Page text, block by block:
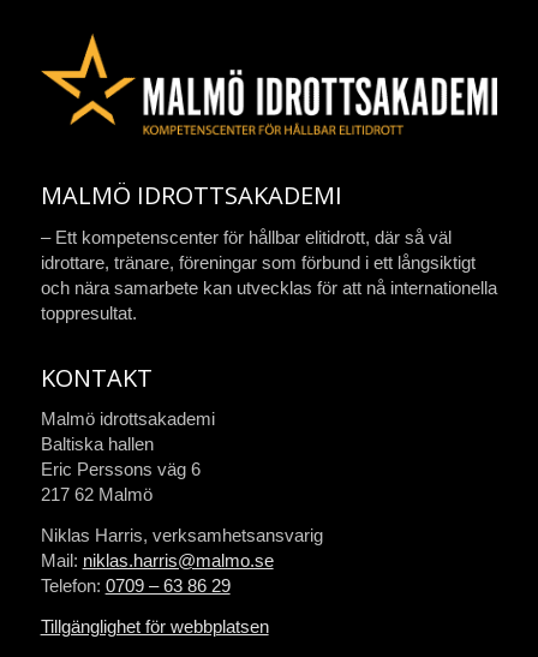
MALMÖ IDROTTSAKADEMI
– Ett kompetenscenter för hållbar elitidrott, där så väl
idrottare, tränare, föreningar som förbund i ett långsiktigt
och nära samarbete kan utvecklas för att nå internationella
toppresultat.
KONTAKT
Malmö idrottsakademi
Baltiska hallen
Eric Perssons väg 6
217 62 Malmö
Niklas Harris, verksamhetsansvarig
Mail: niklas.harris@malmo.se
Telefon: 0709 – 63 86 29
Tillgänglighet för webbplatsen